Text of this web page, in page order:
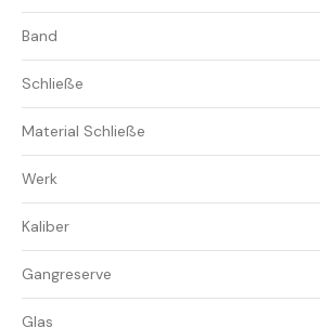
Band
Schließe
Material Schließe
Werk
Kaliber
Gangreserve
Glas